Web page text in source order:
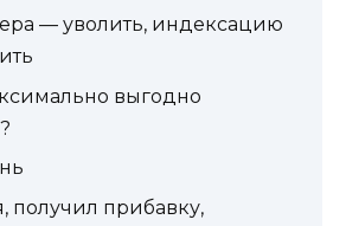
— уволить, индексацию
выгодно
получил прибавку,